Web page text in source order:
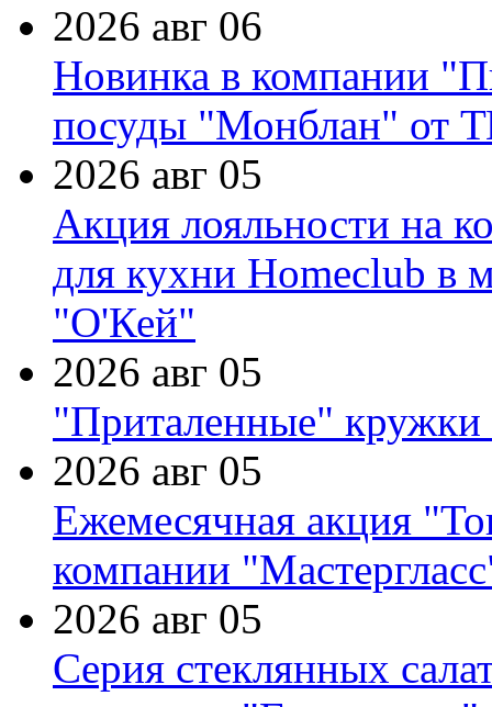
2026 авг 06
Новинка в компании
посуды "Монблан" от
2026 авг 05
Акция лояльности на
для кухни Homeclub в
"О'Кей"
2026 авг 05
"Приталенные" кружки
2026 авг 05
Ежемесячная акция
компании
2026 авг 05
Серия стеклянных